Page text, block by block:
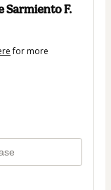
Sarmiento F.
for more